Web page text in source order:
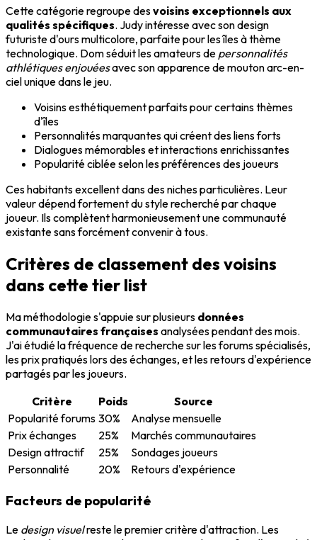
Cette catégorie regroupe desvoisins exceptionnels aux
qualités spécifiques. Judy intéresse avec son design
futuriste d'ours multicolore, parfaite pour les îles à thème
technologique. Dom séduit les amateurs de personnalités
athlétiques enjouéesavec son apparence de mouton arc-en-
ciel unique dans le jeu.
Voisins esthétiquement parfaits pour certains thèmes
d'îles
Personnalités marquantes qui créent des liens forts
Dialogues mémorables et interactions enrichissantes
Popularité ciblée selon les préférences des joueurs
Ces habitants excellent dans des niches particulières. Leur
valeur dépend fortement du style recherché par chaque
joueur. Ils complètent harmonieusement une communauté
existante sans forcément convenir à tous.
Critères de classement des voisins
dans cette tier list
Ma méthodologie s'appuie sur plusieurs données
communautaires françaises analysées pendant des mois.
J'ai étudié la fréquence de recherche sur les forums spécialisés,
les prix pratiqués lors des échanges, et les retours d'expérience
partagés par les joueurs.
Critère
Poids
Source
Popularité forums 30%
Analyse mensuelle
Prix échanges
25%
Marchés communautaires
Design attractif
25%
Sondages joueurs
Personnalité
20% Retours d'expérience
Facteurs de popularité
Le design visuelreste le premier critère d'attraction. Les